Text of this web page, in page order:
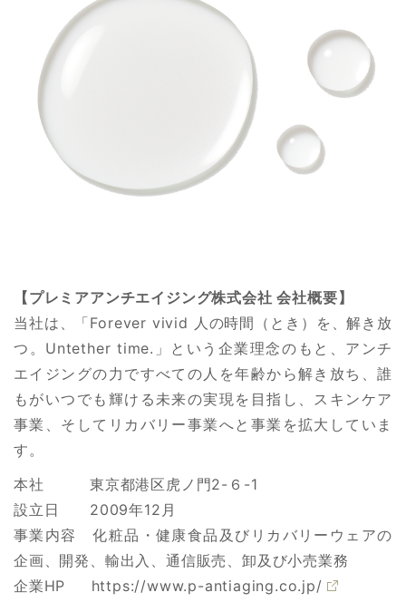
【プレミアアンチエイジング株式会社 会社概要】
当社は、「Forever vivid 人の時間（とき）を、解き放
つ。Untether time.」という企業理念のもと、アンチ
エイジングの力ですべての人を年齢から解き放ち、誰
もがいつでも輝ける未来の実現を目指し、スキンケア
事業、そしてリカバリー事業へと事業を拡⼤していま
す。
本社 東京都港区虎ノ門2-６-1
設立日 2009年12月
事業内容 化粧品・健康食品及びリカバリーウェアの
企画、開発、輸出入、通信販売、卸及び小売業務
企業HP https://www.p-antiaging.co.jp/